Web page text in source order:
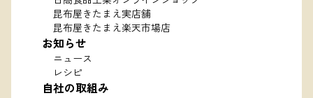
昆布屋きたまえ実店舗
昆布屋きたまえ楽天市場店
お知らせ
ニュース
レシピ
自社の取組み